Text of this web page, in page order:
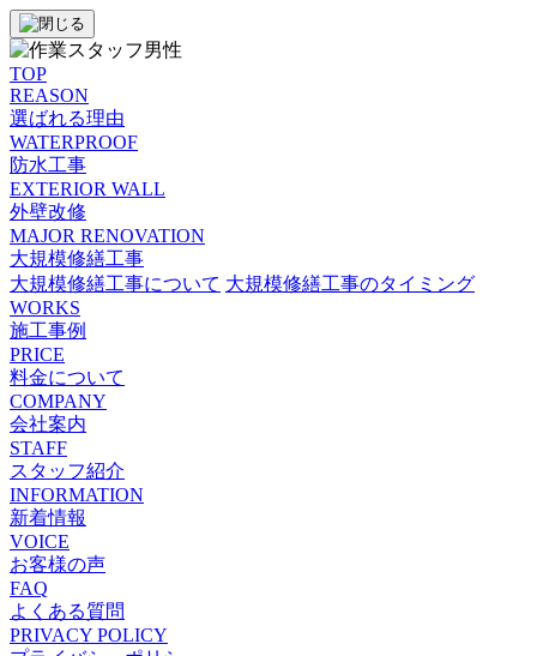
TOP
REASON
選ばれる理由
WATERPROOF
防⽔⼯事
EXTERIOR WALL
外壁改修
MAJOR RENOVATION
大規模修繕工事
大規模修繕工事について 大規模修繕工事のタイミング
WORKS
施工事例
PRICE
料金について
COMPANY
会社案内
STAFF
スタッフ紹介
INFORMATION
新着情報
VOICE
お客様の声
FAQ
よくある質問
PRIVACY POLICY